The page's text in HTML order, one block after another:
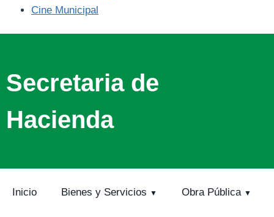
Cine Municipal
Secretaria de
Hacienda
Inicio Bienes y Servicios Obra Pública